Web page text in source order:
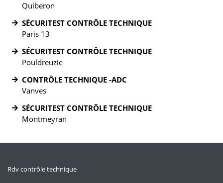
Quiberon
SÉCURITEST CONTRÔLE TECHNIQUE
Paris 13
SÉCURITEST CONTRÔLE TECHNIQUE
Pouldreuzic
CONTRÔLE TECHNIQUE -ADC
Vanves
SÉCURITEST CONTRÔLE TECHNIQUE
Montmeyran
Rdv contrôle technique